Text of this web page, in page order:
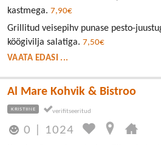
kastmega. 7,90€
Grillitud veisepihv punase pesto-
köögivilja salatiga. 7,50€
VAATA EDASI ...
Al Mare Kohvik & Bistroo
KRISTIINE
0 1024